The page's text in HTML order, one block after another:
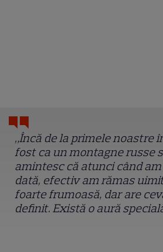
„Încă de la primele noastre
fost ca un montagne russe
amintesc că atunci când
dată, efectiv am rămas
foarte frumoasă, dar are
definit. Există o aură